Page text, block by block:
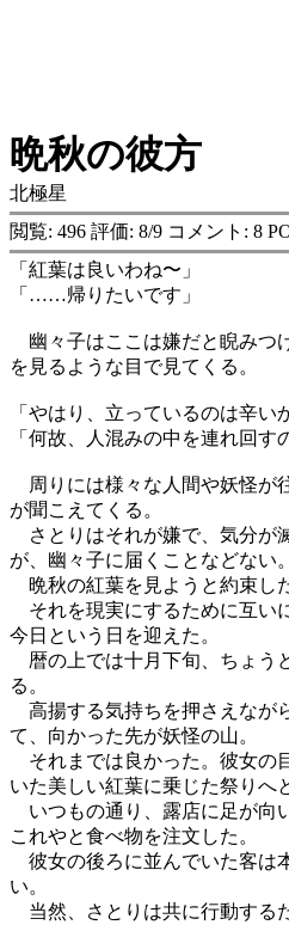
晩秋の彼方
北極星
閲覧: 496 評価: 8/9 コメント: 8
「紅葉は良いわね〜」
「……帰りたいです」
幽々子はここは嫌だと睨みつ
を見るような目で見てくる。
「やはり、立っているのは辛い
「何故、人混みの中を連れ回す
周りには様々な人間や妖怪が
が聞こえてくる。
さとりはそれが嫌で、気分が
が、幽々子に届くことなどない。
晩秋の紅葉を見ようと約束し
それを現実にするために互い
今日という日を迎えた。
暦の上では十月下旬、ちょう
る。
高揚する気持ちを押さえなが
て、向かった先が妖怪の山。
それまでは良かった。彼女の
いた美しい紅葉に乗じた祭りへ
いつもの通り、露店に足が向
これやと食べ物を注文した。
彼女の後ろに並んでいた客は
い。
当然、さとりは共に行動する